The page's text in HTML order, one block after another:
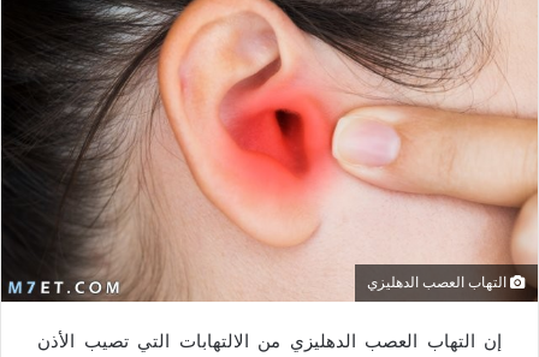
التهاب العصب الدهليزي
إن التهاب العصب الدهليزي من الالتهابات التي تصيب الأذن